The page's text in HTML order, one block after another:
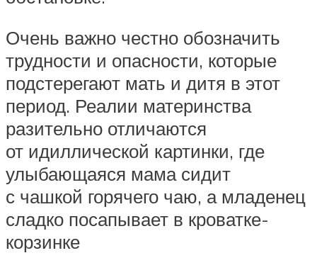
Очень важно честно обозначить
трудности и опасности, которые
подстерегают мать и дитя в этот
период. Реалии материнства
разительно отличаются
от идиллической картинки, где
улыбающаяся мама сидит
с чашкой горячего чаю, а младенец
сладко посапывает в кроватке-
корзинке